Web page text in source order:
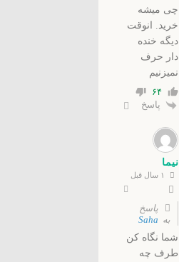
چی میشه
خرید. انوقت
دیگه خنده
دار حرف
نمیزنیم
۶۴
پاسخ
نیما
پاسخ
به Saha
شما نگاه کن
طرف چه